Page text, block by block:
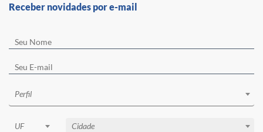
Receber novidades por e-mail
Perfil
UF Cidade